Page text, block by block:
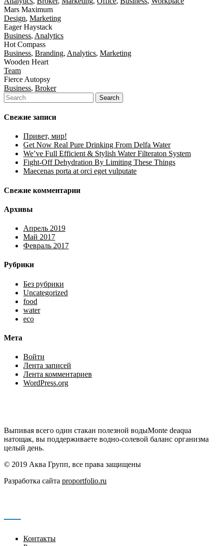
Mars Maximum
Design, Marketing
Eager Haystack
Business, Analytics
Hot Compass
Business, Branding, Analytics, Marketing
Wooden Heart
Team
Fierce Autopsy
Business, Broker
Свежие записи
Привет, мир!
Get Now Real Pure Drinking From Delfa Water
We’ve Full Efficient & Stylish Water Filteraton System
Fight-Off Dehydration By Limiting These Things
Maecenas porta at orci eget vulputate
Свежие комментарии
Архивы
Апрель 2019
Май 2017
Февраль 2017
Рубрики
Без рубрики
Uncategorized
food
water
eco
Мета
Войти
Лента записей
Лента комментариев
WordPress.org
Выпивая всего один стакан полезной водыMonte deaqua
натощак, вы поддерживаете водно-солевой баланс организма
целый день.
© 2019 Аква Групп, все права защищены
Разработка сайта proportfolio.ru
Контакты